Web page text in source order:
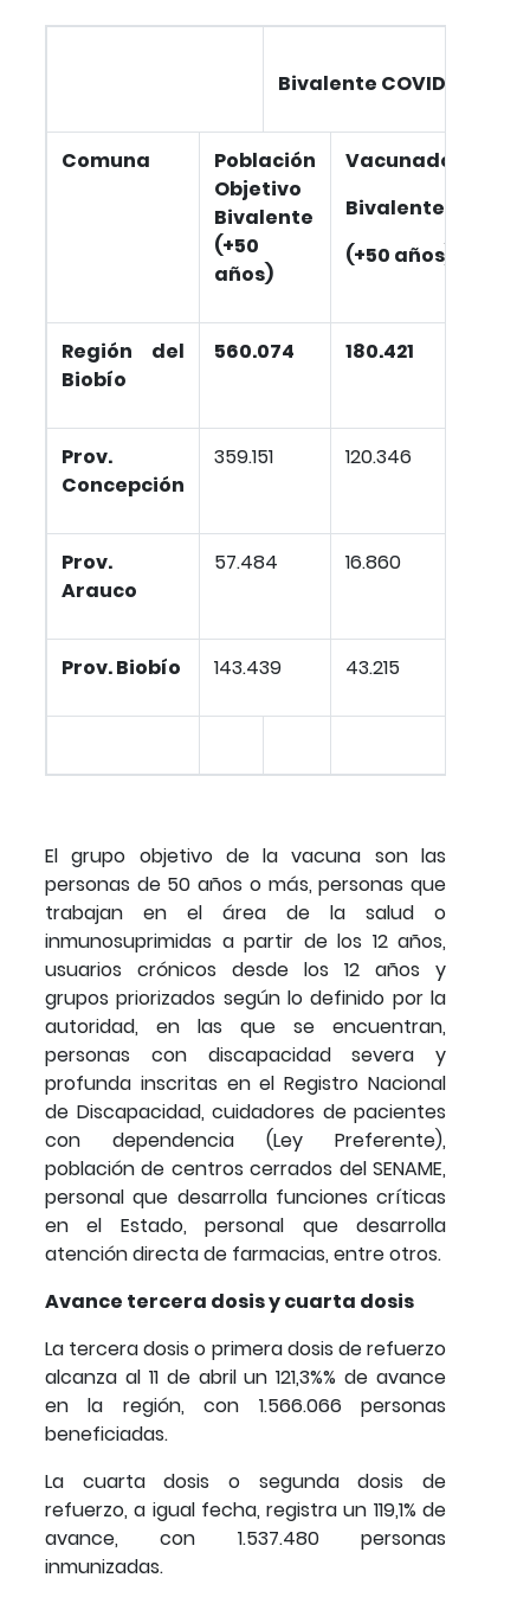
Bivalente COVID-19
Comuna
Población
Objetivo
Bivalente
(+50
años)
Vacunados
Bivalente
(+50 años)
Región del
Biobío
560.074 180.421
Prov.
Concepción
359.151 120.346
Prov.
Arauco
57.484 16.860
Prov. Biobío 143.439 43.215
El grupo objetivo de la vacuna son las
personas de 50 años o más, personas que
trabajan en el área de la salud o
inmunosuprimidas a partir de los 12 años,
usuarios crónicos desde los 12 años y
grupos priorizados según lo definido por la
autoridad, en las que se encuentran,
personas con discapacidad severa y
profunda inscritas en el Registro Nacional
de Discapacidad, cuidadores de pacientes
con dependencia (Ley Preferente),
población de centros cerrados del SENAME,
personal que desarrolla funciones críticas
en el Estado, personal que desarrolla
atención directa de farmacias, entre otros.
Avance tercera dosis y cuarta dosis
La tercera dosis o primera dosis de refuerzo
alcanza al 11 de abril un 121,3%% de avance
en la región, con 1.566.066 personas
beneficiadas.
La cuarta dosis o segunda dosis de
refuerzo, a igual fecha, registra un 119,1% de
avance, con 1.537.480 personas
inmunizadas.